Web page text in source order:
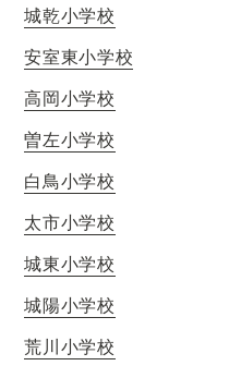
城乾小学校
安室東小学校
高岡小学校
曽左小学校
白鳥小学校
太市小学校
城東小学校
城陽小学校
荒川小学校